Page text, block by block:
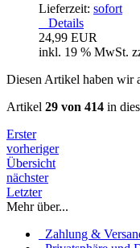
Lieferzeit: sofort
Details
24,99 EUR
inkl. 19 % MwSt.
Diesen Artikel haben wir
Artikel 29 von 414 in
Erster
vorheriger
Übersicht
nächster
Letzter
Mehr über...
Zahlung &